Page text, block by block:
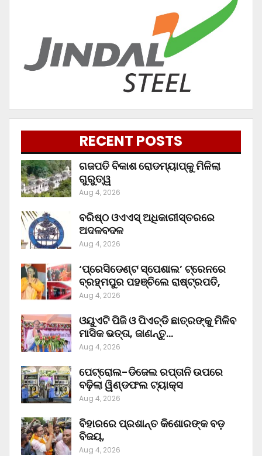
RECENT POSTS
ଗଜପତି ବିକାଶ ରୋଡମ୍ୟାପ୍‌କୁ ମିଳିଲା
ଗୁରୁତ୍ୱ
Aug 4, 2026
ବରିଷ୍ଠ ଓଏଏସ୍‌ ଅଧିକାରୀସ୍ତରରେ
ଅଦଳବଦଳ
Aug 4, 2026
‘ପ୍ରେସିଡେଣ୍ଟ ସ୍ପେଶାଲ’ ଟ୍ରେନରେ
ବ୍ରହ୍ମପୁର ପହଞ୍ଚିଲେ ରାଷ୍ଟ୍ରପତି,
Aug 4, 2026
ଓୟୁଏଟି ପିଜି ଓ ପିଏଚ୍‌ଡି ଛାତ୍ରଙ୍କୁ ମିଳିବ
ମାସିକ ଭତ୍ତା, ଜାଣନ୍ତୁ…
Aug 4, 2026
ପେଟ୍ରୋଲ-ଡିଜେଲ ରପ୍ତାନି ଉପରେ
ବଢ଼ିଲା ୱିଣ୍ଡଫଲ ଟ୍ୟାକ୍ସ
Aug 4, 2026
ବିହାରରେ ପ୍ରଶାନ୍ତ କିଶୋରଙ୍କ ବଡ଼
ବିଜୟ,
Aug 4, 2026